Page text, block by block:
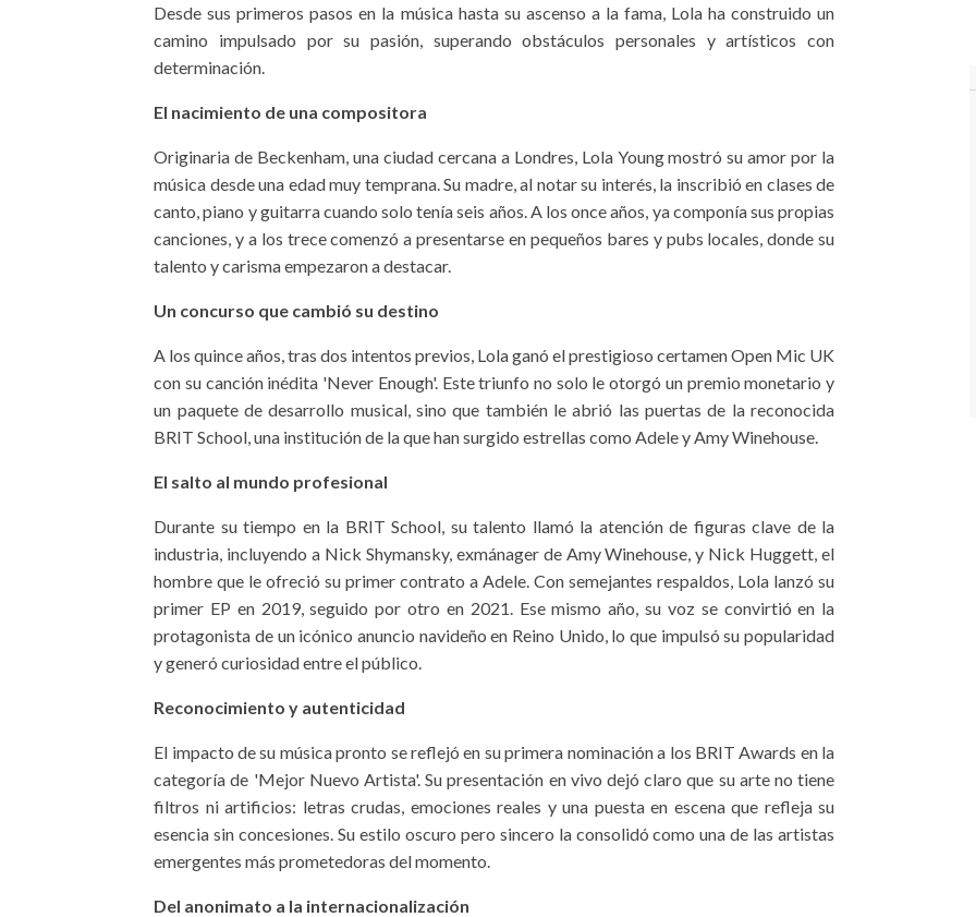
Desde sus primeros pasos en la música hasta su ascenso a la fama, Lola ha construido un
camino impulsado por su pasión, superando obstáculos personales y artísticos con
determinación.
El nacimiento de una compositora
Originaria de Beckenham, una ciudad cercana a Londres, Lola Young mostró su amor por la
música desde una edad muy temprana. Su madre, al notar su interés, la inscribió en clases de
canto, piano y guitarra cuando solo tenía seis años. A los once años, ya componía sus propias
canciones, y a los trece comenzó a presentarse en pequeños bares y pubs locales, donde su
talento y carisma empezaron a destacar.
Un concurso que cambió su destino
A los quince años, tras dos intentos previos, Lola ganó el prestigioso certamen Open Mic UK
con su canción inédita 'Never Enough'. Este triunfo no solo le otorgó un premio monetario y
un paquete de desarrollo musical, sino que también le abrió las puertas de la reconocida
BRIT School, una institución de la que han surgido estrellas como Adele y Amy Winehouse.
El salto al mundo profesional
Durante su tiempo en la BRIT School, su talento llamó la atención de figuras clave de la
industria, incluyendo a Nick Shymansky, exmánager de Amy Winehouse, y Nick Huggett, el
hombre que le ofreció su primer contrato a Adele. Con semejantes respaldos, Lola lanzó su
primer EP en 2019, seguido por otro en 2021. Ese mismo año, su voz se convirtió en la
protagonista de un icónico anuncio navideño en Reino Unido, lo que impulsó su popularidad
y generó curiosidad entre el público.
Reconocimiento y autenticidad
El impacto de su música pronto se reflejó en su primera nominación a los BRIT Awards en la
categoría de 'Mejor Nuevo Artista'. Su presentación en vivo dejó claro que su arte no tiene
filtros ni artificios: letras crudas, emociones reales y una puesta en escena que refleja su
esencia sin concesiones. Su estilo oscuro pero sincero la consolidó como una de las artistas
emergentes más prometedoras del momento.
Del anonimato a la internacionalización